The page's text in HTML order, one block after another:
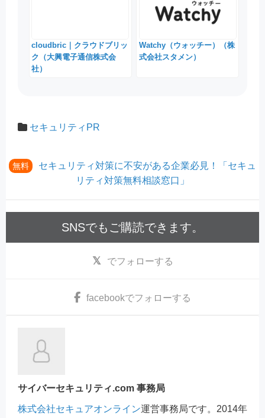
cloudbric｜クラウドブリッ
ク（大興電子通信株式会
社）
Watchy（ウォッチー）（株
式会社スタメン）
セキュリティPR
無料
セキュリティ対策に不安がある企業必見！「セキュ
リティ対策無料相談窓口」
SNSでもご購読できます。
でフォローする
facebookでフォローする
サイバーセキュリティ.com 事務局
株式会社セキュアオンライン運営事務局です。2014年